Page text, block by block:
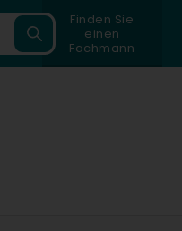
Finden Sie
einen
Fachmann